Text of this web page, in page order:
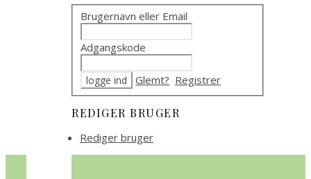
Brugernavn eller Email
Adgangskode
Glemt? Registrer
REDIGER BRUGER
Rediger bruger